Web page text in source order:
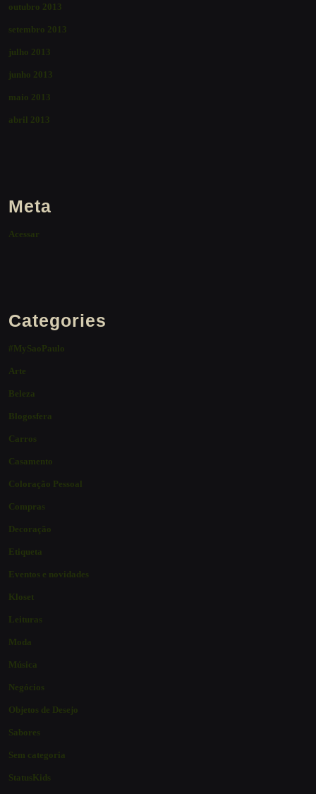
outubro 2013
setembro 2013
julho 2013
junho 2013
maio 2013
abril 2013
Meta
Acessar
Categories
#MySaoPaulo
Arte
Beleza
Blogosfera
Carros
Casamento
Coloração Pessoal
Compras
Decoração
Etiqueta
Eventos e novidades
Kloset
Leituras
Moda
Música
Negócios
Objetos de Desejo
Sabores
Sem categoria
StatusKids